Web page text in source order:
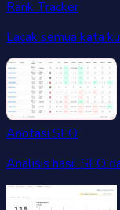
Rank Tracker
Lacak semua kata
Anotasi SEO
Analisis hasil SEO